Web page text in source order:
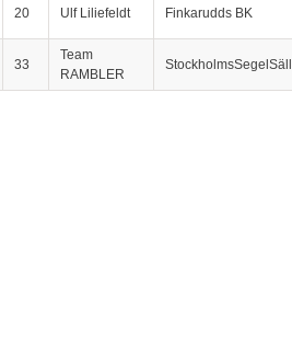
20 Ulf Liliefeldt Finkarudds BK
33
Team
RAMBLER